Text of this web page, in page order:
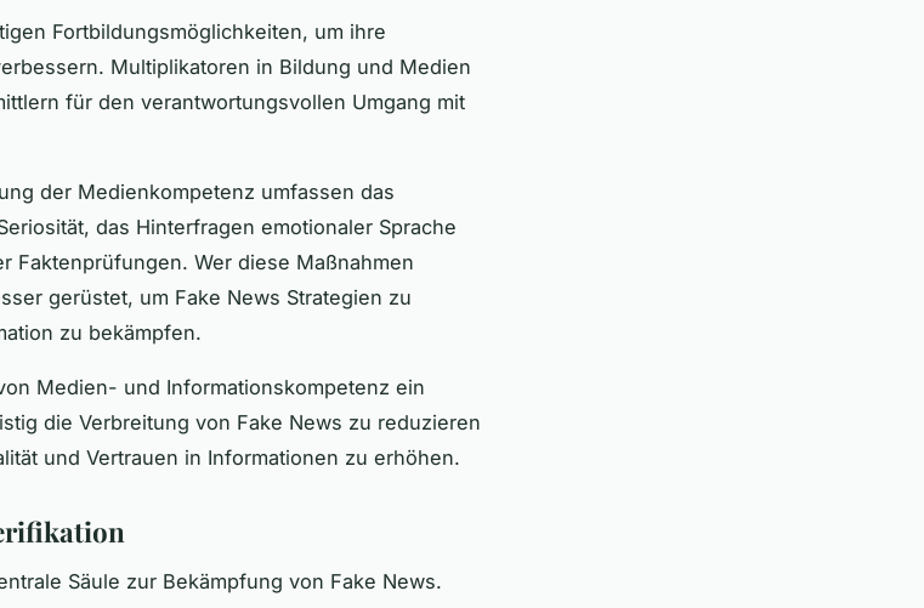
Fortbildungsmöglichkeiten, um ihre
Multiplikatoren in Bildung und Medien
für den verantwortungsvollen Umgang mit
der Medienkompetenz umfassen das
das Hinterfragen emotionaler Sprache
Faktenprüfungen. Wer diese Maßnahmen
gerüstet, um Fake News Strategien zu
zu bekämpfen.
Medien- und Informationskompetenz ein
die Verbreitung von Fake News zu reduzieren
und Vertrauen in Informationen zu erhöhen.
Säule zur Bekämpfung von Fake News.